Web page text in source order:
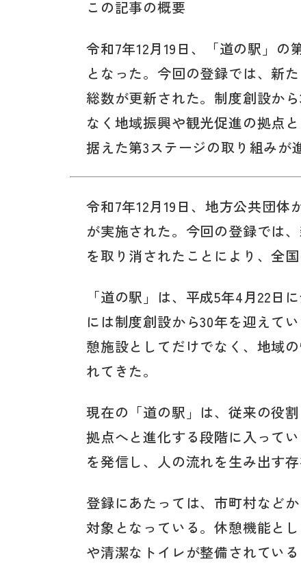
この記事の概要
令和7年12月19日、「道の駅」の
となった。今回の登録では、新
総数が更新された。制度創設か
なく地域振興や観光促進の拠点
据えた第3ステージの取り組みが
令和7年12月19日、地方公共団
が実施された。今回の登録では
を取り消されたことにより、全
「道の駅」は、平成5年4月22日
には制度創設から30年を迎えて
憩施設としてだけでなく、地域
れてきた。
現在の「道の駅」は、従来の役
拠点へと進化する段階に入って
を発信し、人の流れを生み出す
登録にあたっては、市町村など
対象となっている。休憩機能と
や清潔なトイレが整備されてい